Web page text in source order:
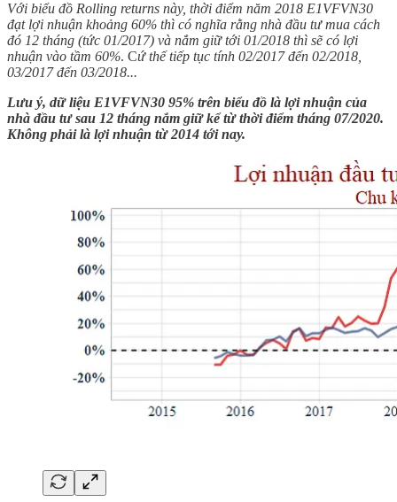
Với biểu đồ Rolling returns này, thời điểm năm 2018 E1VFVN30
đạt lợi nhuận khoảng 60% thì có nghĩa rằng nhà đầu tư mua cách
đó 12 tháng (tức 01/2017) và nắm giữ tới 01/2018 thì sẽ có lợi
nhuận vào tầm 60%. Cứ thế tiếp tục tính 02/2017 đến 02/2018,
03/2017 đến 03/2018...
Lưu ý, dữ liệu E1VFVN30 95% trên biểu đồ là lợi nhuận của
nhà đầu tư sau 12 tháng nắm giữ kể từ thời điểm tháng 07/2020.
Không phải là lợi nhuận từ 2014 tới nay.